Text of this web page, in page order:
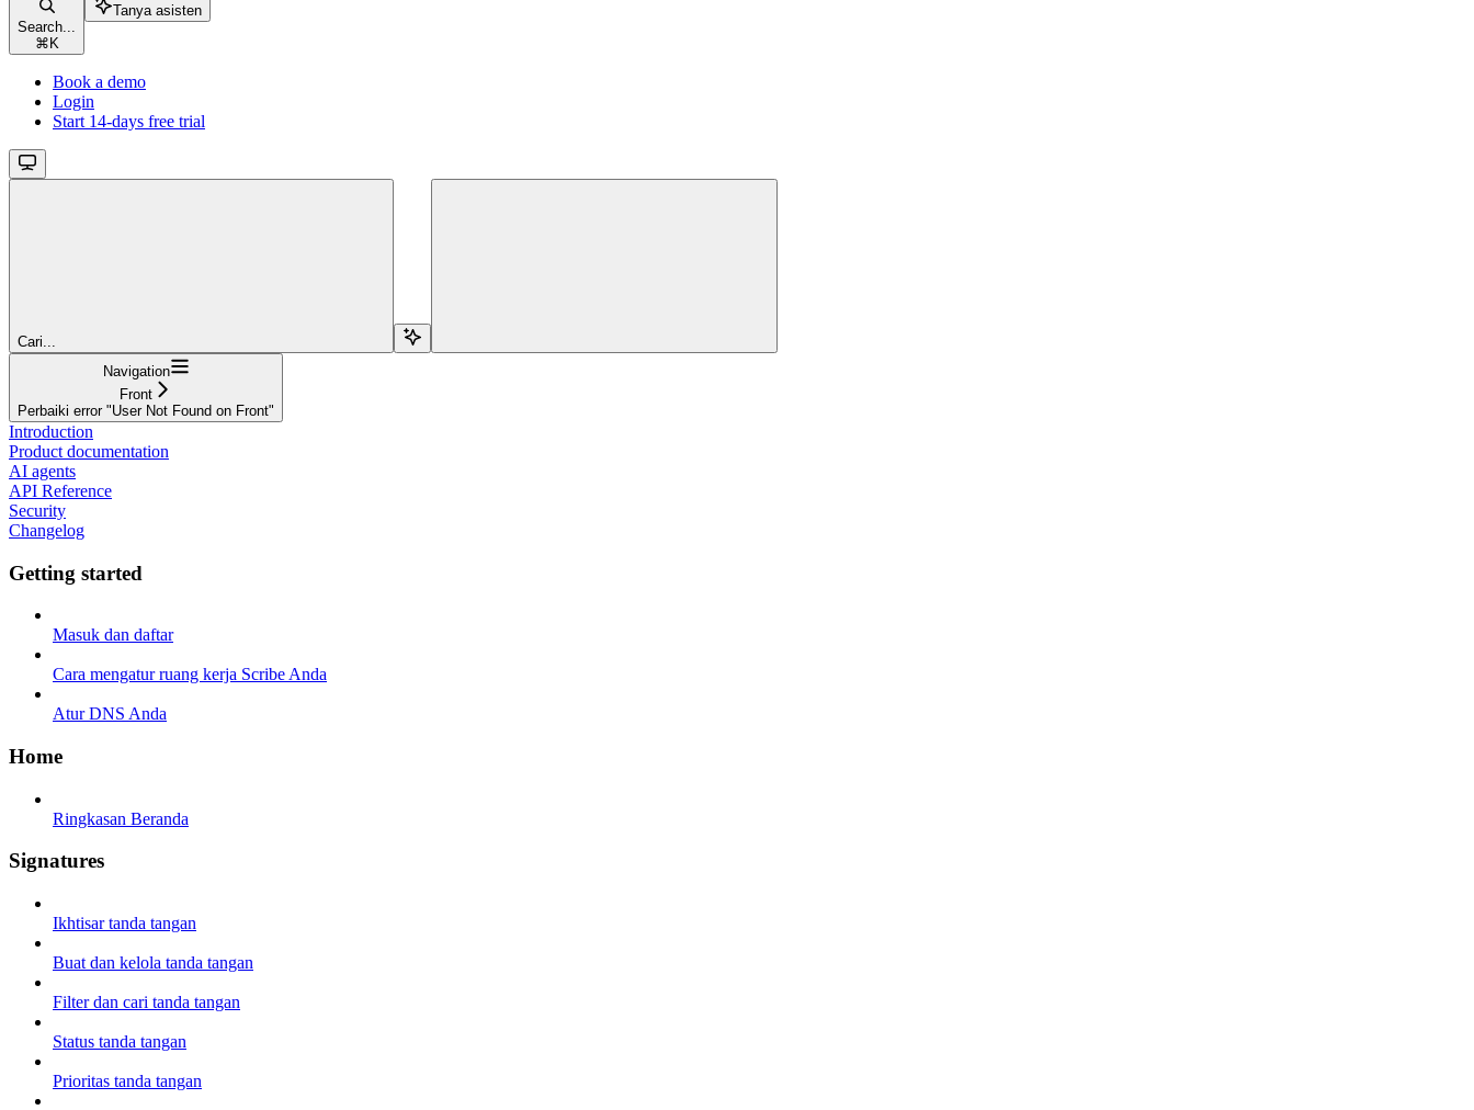
Search...
⌘ K
Tanya asisten
Book a demo
Login
Start 14-days free trial
Cari...
Navigation
Front
Perbaiki error "User Not Found on Front"
Introduction
Product documentation
AI agents
API Reference
Security
Changelog
Getting started
Masuk dan daftar
Cara mengatur ruang kerja Scribe Anda
Atur DNS Anda
Home
Ringkasan Beranda
Signatures
Ikhtisar tanda tangan
Buat dan kelola tanda tangan
Filter dan cari tanda tangan
Status tanda tangan
Prioritas tanda tangan